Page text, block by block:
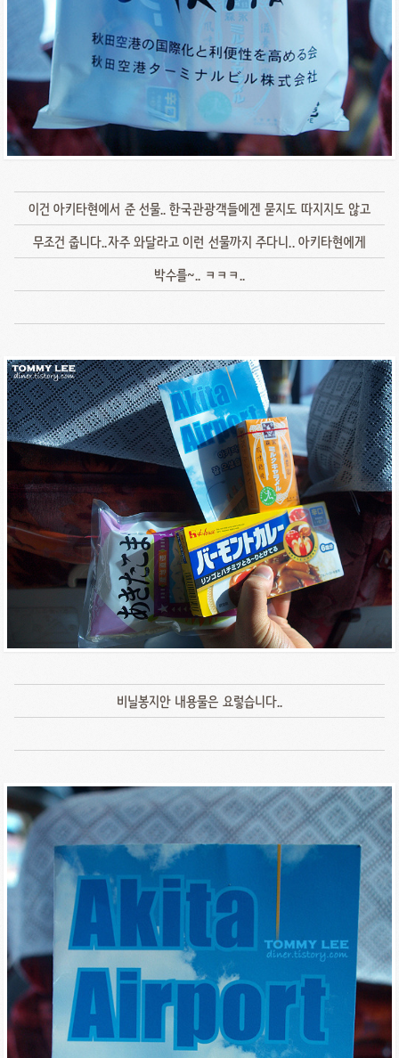
이건 아키타현에서 준 선물.. 한국관광객들에겐 묻지도 따지지도 않고
무조건 줍니다..자주 와달라고 이런 선물까지 주다니.. 아키타현에게
박수를~.. ㅋㅋㅋ..
비닐봉지안 내용물은 요렇습니다..